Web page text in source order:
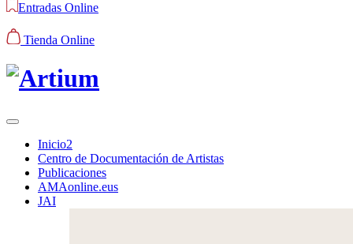
Entradas Online
Tienda Online
Inicio2
Centro de Documentación de Artistas
Publicaciones
AMAonline.eus
JAI